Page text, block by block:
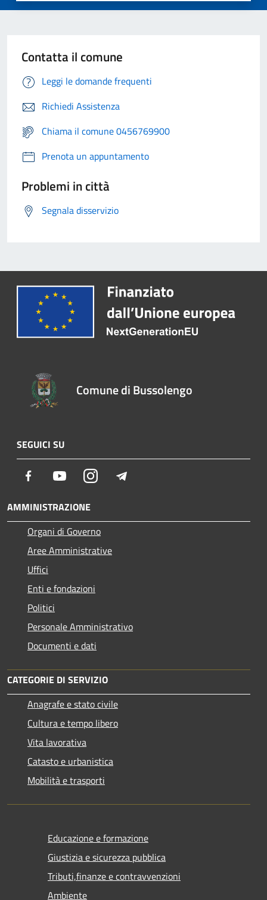
Contatta il comune
Leggi le domande frequenti
Richiedi Assistenza
Chiama il comune 0456769900
Prenota un appuntamento
Problemi in città
Segnala disservizio
Comune di Bussolengo
SEGUICI SU
Facebook YoutubeInstagram
AMMINISTRAZIONE
Organi di Governo
Aree Amministrative
Uffici
Enti e fondazioni
Politici
Personale Amministrativo
Documenti e dati
CATEGORIE DI SERVIZIO
Anagrafe e stato civile
Cultura e tempo libero
Vita lavorativa
Catasto e urbanistica
Mobilità e trasporti
Educazione e formazione
Giustizia e sicurezza pubblica
Tributi,finanze e contravvenzioni
Ambiente